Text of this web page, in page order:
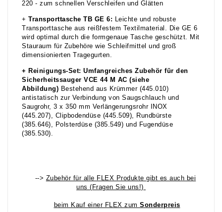
220 - zum schnellen Verschleifen und Glätten
+ Transporttasche TB GE 6: Leichte und robuste
Transporttasche aus reißfestem Textilmaterial. Die GE 6
wird optimal durch die formgenaue Tasche geschützt. Mit
Stauraum für Zubehöre wie Schleifmittel und groß
dimensionierten Tragegurten.
+ Reinigungs-Set: Umfangreiches Zubehör für den
Sicherheitssauger VCE 44 M AC (siehe
Abbildung) Bestehend aus Krümmer (445.010)
antistatisch zur Verbindung von Saugschlauch und
Saugrohr, 3 x 350 mm Verlängerungsrohr INOX
(445.207), Clipbodendüse (445.509), Rundbürste
(385.646), Polsterdüse (385.549) und Fugendüse
(385.530).
--> Zubehör für alle FLEX Produkte gibt es auch bei
uns (Fragen Sie uns!)
beim Kauf einer FLEX zum Sonderpreis